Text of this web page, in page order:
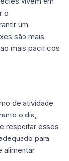
o
um
são mais
mais pacíficos
de atividade
o dia,
respeitar esses
para
alimentar